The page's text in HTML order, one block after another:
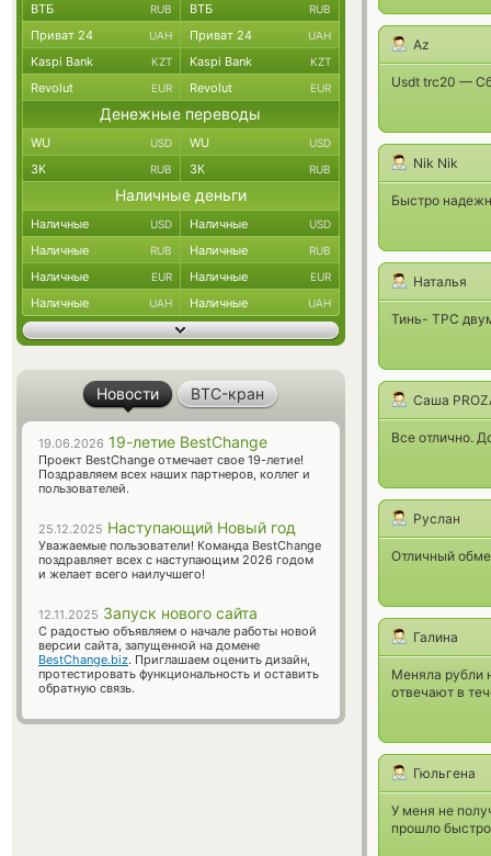
Az
Usdt trc20 —
Nik Nik
Быстро
Наталья
Тинь- ТРС
Саша
Все отлично.
Руслан
Отличный
Галина
Меняла рубли
отвечают в
Гюльгена
У меня не
прошло
ВТБ RUB ВТБ RUB
Приват 24 UAH Приват 24 UAH
Kaspi Bank KZT Kaspi Bank KZT
Revolut EUR Revolut EUR
Денежные переводы
WU USD WU USD
ЗК RUB ЗК RUB
Наличные деньги
Наличные USD Наличные USD
Наличные RUB Наличные RUB
Наличные EUR Наличные EUR
Наличные UAH Наличные UAH
Новости BTC-кран
19.06.2026 19-летие BestChange
Проект BestChange отмечает свое 19-летие!
Поздравляем всех наших партнеров, коллег и
пользователей.
25.12.2025 Наступающий Новый год
Уважаемые пользователи! Команда BestChange
поздравляет всех с наступающим 2026 годом
и желает всего наилучшего!
12.11.2025 Запуск нового сайта
С радостью объявляем о начале работы новой
версии сайта, запущенной на домене
BestChange.biz. Приглашаем оценить дизайн,
протестировать функциональность и оставить
обратную связь.